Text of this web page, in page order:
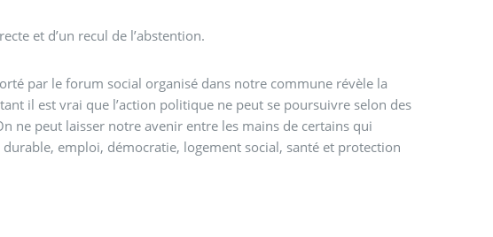
et d’un recul de l’abstention.
par le forum social organisé dans notre commune révèle la
il est vrai que l’action politique ne peut se poursuivre selon des
ne peut laisser notre avenir entre les mains de certains qui
emploi, démocratie, logement social, santé et protection